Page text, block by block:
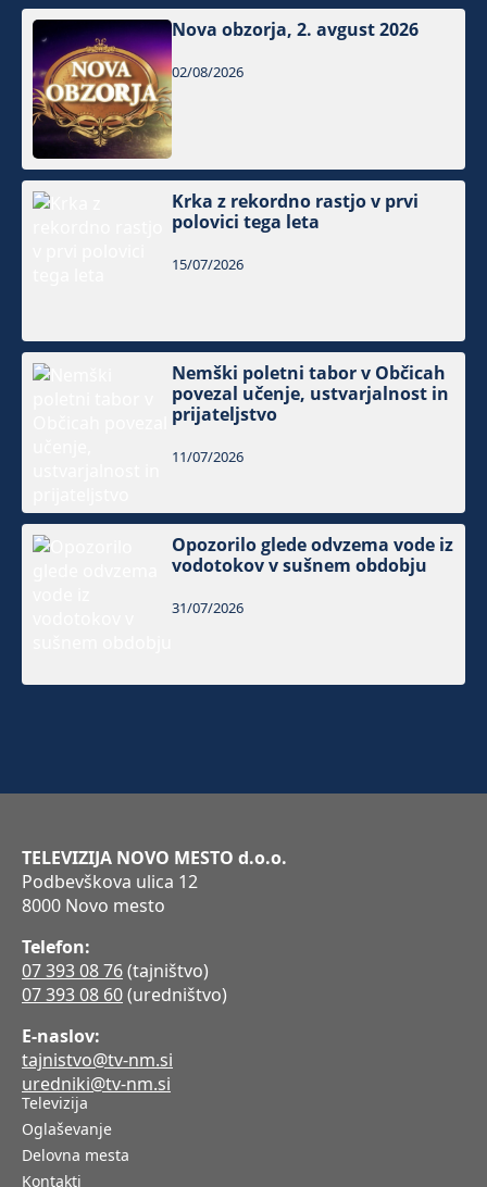
Nova obzorja, 2. avgust 2026
02/08/2026
Krka z rekordno rastjo v prvi
polovici tega leta
15/07/2026
Nemški poletni tabor v Občicah
povezal učenje, ustvarjalnost in
prijateljstvo
11/07/2026
Opozorilo glede odvzema vode iz
vodotokov v sušnem obdobju
31/07/2026
TELEVIZIJA NOVO MESTO d.o.o.
Podbevškova ulica 12
8000 Novo mesto
Telefon:
07 393 08 76(tajništvo)
07 393 08 60(uredništvo)
E-naslov:
tajnistvo@tv-nm.si
uredniki@tv-nm.si
Televizija
Oglaševanje
Delovna mesta
Kontakti